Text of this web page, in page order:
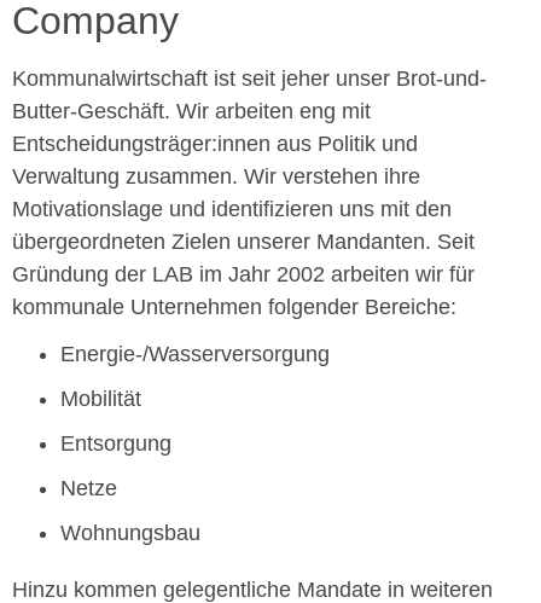
Company
Kommunalwirtschaft ist seit jeher unser Brot-und-
Butter-Geschäft. Wir arbeiten eng mit
Entscheidungsträger:innen aus Politik und
Verwaltung zusammen. Wir verstehen ihre
Motivationslage und identifizieren uns mit den
übergeordneten Zielen unserer Mandanten. Seit
Gründung der LAB im Jahr 2002 arbeiten wir für
kommunale Unternehmen folgender Bereiche:
Energie-/Wasserversorgung
Mobilität
Entsorgung
Netze
Wohnungsbau
Hinzu kommen gelegentliche Mandate in weiteren